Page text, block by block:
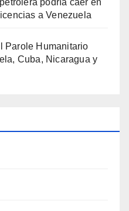
a Venezuela
Parole Humanitario
Cuba, Nicaragua y